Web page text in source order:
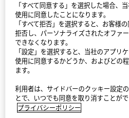
利用規約
プライバシーポリシー（外部送信ポリシ
サイトマップ
お問い合わせ
会社概要
「すべて同意する」を選択した場合、
使用に同意したことになります。
「すべて拒否」を選択すると、お客様
拒否し、パーソナライズされたオファ
できなくなります。
「設定」を選択すると、当社のアプリ
使用に同意するかどうか、およびどの
ます。
利用者は、サイドバーのクッキー設定
とで、いつでも同意を取り消すことがで
プライバシーポリシー